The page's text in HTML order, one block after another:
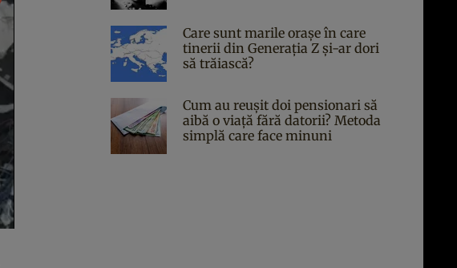
Care sunt marile orașe în care
tinerii din Generația Z și-ar dori
să trăiască?
Cum au reușit doi pensionari să
aibă o viață fără datorii? Metoda
simplă care face minuni